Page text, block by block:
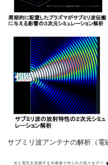
サブミリ波アンテナの解析（電